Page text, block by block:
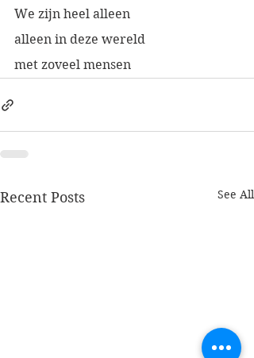
We zijn heel alleen
alleen in deze wereld
met zoveel mensen
Recent Posts See All